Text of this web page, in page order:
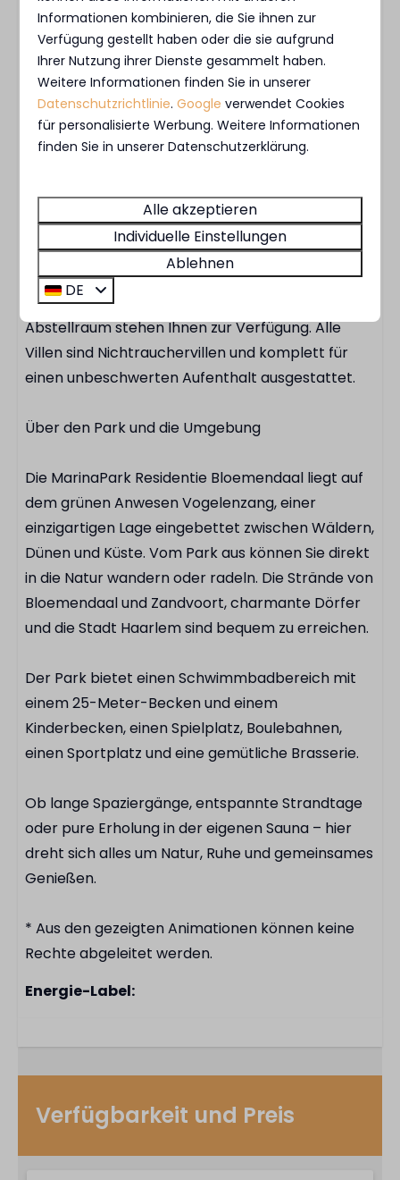
Rund um die Villa erleben Sie die Ruhe und das
Grün des Anwesens. Beginnen Sie Ihren Tag
entspannt mit einer Tasse Kaffee oder lassen Sie
ihn nach dem Saunabesuch gemütlich ausklingen
– hier fühlt sich das Leben im Freien ganz
natürlich an.
Nachhaltig und komplett ausgestattet
Die Villa ist komplett elektrisch und gasfrei und
mit Solaranlage ausgestattet. Kostenloses WLAN,
ein Parkplatz direkt an der Unterkunft und ein
Abstellraum stehen Ihnen zur Verfügung. Alle
Villen sind Nichtrauchervillen und komplett für
einen unbeschwerten Aufenthalt ausgestattet.
Über den Park und die Umgebung
Die MarinaPark Residentie Bloemendaal liegt auf
dem grünen Anwesen Vogelenzang, einer
einzigartigen Lage eingebettet zwischen Wäldern,
Dünen und Küste. Vom Park aus können Sie direkt
in die Natur wandern oder radeln. Die Strände von
Bloemendaal und Zandvoort, charmante Dörfer
und die Stadt Haarlem sind bequem zu erreichen.
Der Park bietet einen Schwimmbadbereich mit
einem 25-Meter-Becken und einem
Kinderbecken, einen Spielplatz, Boulebahnen,
einen Sportplatz und eine gemütliche Brasserie.
Ob lange Spaziergänge, entspannte Strandtage
oder pure Erholung in der eigenen Sauna – hier
dreht sich alles um Natur, Ruhe und gemeinsames
Genießen.
* Aus den gezeigten Animationen können keine
Rechte abgeleitet werden.
Energie-Label:
Verfügbarkeit und Preis
Informationen kombinieren, die Sie ihnen zur
Verfügung gestellt haben oder die sie aufgrund
Ihrer Nutzung ihrer Dienste gesammelt haben.
Weitere Informationen finden Sie in unserer
Datenschutzrichtlinie.Google verwendet Cookies
für personalisierte Werbung. Weitere Informationen
finden Sie in unserer Datenschutzerklärung.
Alle akzeptieren
Individuelle Einstellungen
Ablehnen
DE